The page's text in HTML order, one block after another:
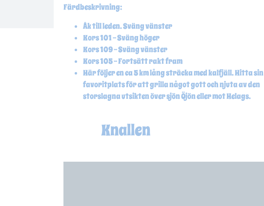
Färdbeskrivning:
Åk till leden. Sväng vänster
Kors 101 – Sväng höger
Kors 109 – Sväng vänster
Kors 105 – Fortsätt rakt fram
Här följer en ca 5 km lång sträcka med kalfjäll. Hitta sin
favoritplats för att grilla något gott och njuta av den
storslagna utsikten över sjön Öjön eller mot Helags.
Knallen